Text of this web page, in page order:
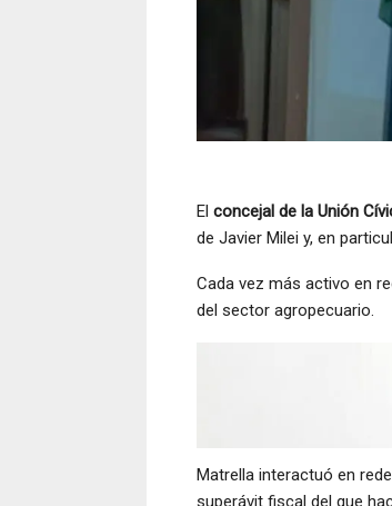
El concejal de la Unión
de Javier Milei y, en
Cada vez más activo en
del sector agropecuario.
Matrella interactuó en
superávit fiscal del que